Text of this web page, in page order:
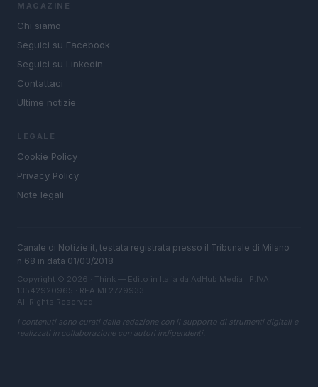
MAGAZINE
Chi siamo
Seguici su Facebook
Seguici su Linkedin
Contattaci
Ultime notizie
LEGALE
Cookie Policy
Privacy Policy
Note legali
Canale di Notizie.it, testata registrata presso il Tribunale di Milano
n.68 in data 01/03/2018
Copyright © 2026 · Think — Edito in Italia da AdHub Media · P.IVA
13542920965 · REA MI 2729933
All Rights Reserved
I contenuti sono curati dalla redazione con il supporto di strumenti digitali e
realizzati in collaborazione con autori indipendenti.